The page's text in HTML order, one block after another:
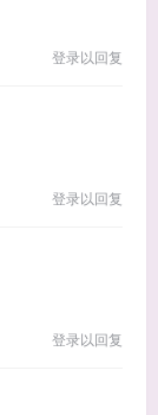
登录以回复
登录以回复
登录以回复